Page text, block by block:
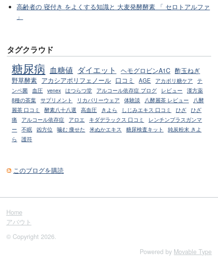
高齢者の 寝付き をよくする知識と 大麦発酵酵素 「 セロトアルファ
」
タグクラウド
糖尿病 血糖値 ダイエット ヘモグロビンA1C 酢玉ねぎ
野草酵素 アカシアポリフェノール 口コミ AGE アカポリ糖ケア
テ
ンペ菌
血圧 venex はつらつ堂 アルコール依存症 ブログ レビュー
漢方薬
8種の茶葉
サプリメント リカバリーウェア 体験談 八酵麗茶 レビュー
八酵
麗茶 口コミ
酵素八十八選 高血圧 きよら しじみエキス 口コミ ひざ
ひざ
痛
アルコール依存症 アロエ キダデラックス 口コミ
レンチンプラスガンマ
ー
不眠 凶方位 噛む 痩せた 米ぬかエキス 糖尿検査キット
純炭粉末 きよ
ら
護符
このブログを購読
Home
アバウト
© Copyright 2026.
Powered by Movable Type